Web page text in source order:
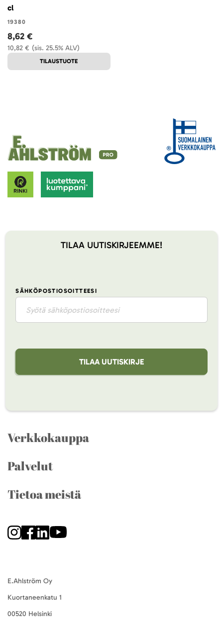
cl
19380
(sis. 25.5% ALV)
10,82 €
8,62 €
TILAUSTUOTE
TILAA UUTISKIRJEEMME!
SÄHKÖPOSTIOSOITTEESI
TILAA UUTISKIRJE
Verkkokauppa
Palvelut
Tietoa meistä
E.Ahlström Oy
Kuortaneenkatu 1
00520 Helsinki